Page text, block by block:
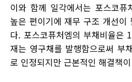
이와 함께 일각에서는 포스코퓨
높은 편이기에 재무 구조 개선이
다. 포스코퓨처엠의 부채비율은
재는 영구채를 발행함으로써 부
로 인정되지만 근본적인 해결책